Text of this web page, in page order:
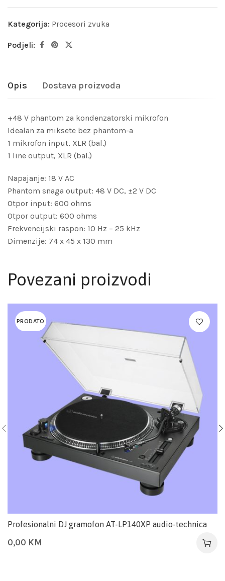
Kategorija: Procesori zvuka
Podjeli:
Opis Dostava proizvoda
+48 V phantom za kondenzatorski mikrofon
Idealan za miksete bez phantom-a
1 mikrofon input, XLR (bal.)
1 line output, XLR (bal.)
Napajanje: 18 V AC
Phantom snaga output: 48 V DC, ±2 V DC
Otpor input: 600 ohms
Otpor output: 600 ohms
Frekvencijski raspon: 10 Hz – 25 kHz
Dimenzije: 74 x 45 x 130 mm
Povezani proizvodi
PRODATO
Profesionalni DJ gramofon AT-LP140XP audio-technica
0,00 KM